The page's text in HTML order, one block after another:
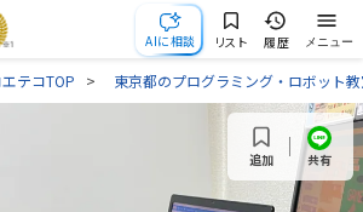
AIに相談 リスト 履歴 メニュー
テコTOP 東京都のプログラミング・ロボット
追加 共有